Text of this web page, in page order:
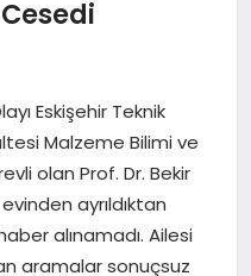
Eskişehir Teknik
Malzeme Bilimi ve
olan Prof. Dr. Bekir
ayrıldıktan
alınamadı. Ailesi
aramalar sonuçsuz